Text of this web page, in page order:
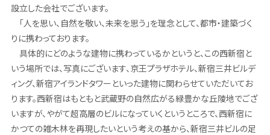
設立した会社でございます。
「人を思い、自然を敬い、未来を思う」を理念として、都市・建築づく
りに携わっております。
具体的にどのような建物に携わっているかというと、この西新宿と
いう場所では、写真にございます、京王プラザホテル、新宿三井ビルデ
ィング、新宿アイランドタワーといった建物に関わらせていただいてお
ります。西新宿はもともと武蔵野の自然広がる緑豊かな丘陵地でござ
いますが、やがて超高層のビルになっていくというところで、西新宿に
かつての雑木林を再現したいという考えの基から、新宿三井ビルの足